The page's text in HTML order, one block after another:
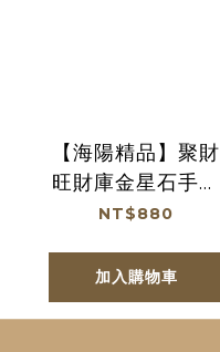
【海陽精品】聚財
旺財庫金星石手鍊
(廠商直出、不參加
NT$880
加入購物車